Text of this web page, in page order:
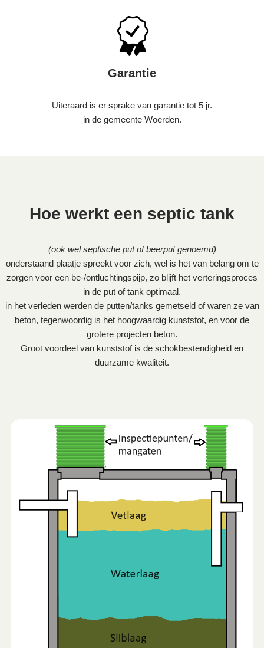
Garantie
Uiteraard is er sprake van garantie tot 5 jr.
in de gemeente Woerden.
Hoe werkt een septic tank
(ook wel septische put of beerput genoemd)
onderstaand plaatje spreekt voor zich, wel is het van belang om te
zorgen voor een be-/ontluchtingspijp, zo blijft het verteringsproces
in de put of tank optimaal.
in het verleden werden de putten/tanks gemetseld of waren ze van
beton, tegenwoordig is het hoogwaardig kunststof, en voor de
grotere projecten beton.
Groot voordeel van kunststof is de schokbestendigheid en
duurzame kwaliteit.